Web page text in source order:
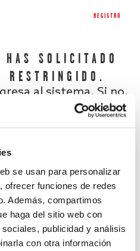
se usan para personalizar
ofrecer funciones de redes
Además, compartimos
haga del sitio web con
publicidad y análisis
con otra información
REGISTRO
SOLICITADO
RESTRINGIDO.
al sistema. Si no,